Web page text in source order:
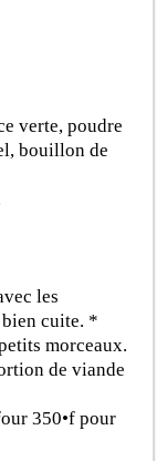
verte, poudre
bouillon de
les
bien cuite. *
morceaux.
de viande
350•f pour